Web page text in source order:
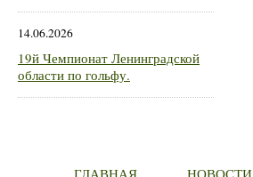
14.06.2026
19й Чемпионат Ленинградской
области по гольфу.